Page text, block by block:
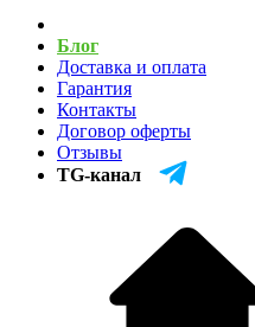
Блог
Доставка и оплата
Гарантия
Контакты
Договор оферты
Отзывы
TG-канал